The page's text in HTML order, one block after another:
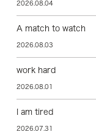
2026.08.04
A match to watch
2026.08.03
work hard
2026.08.01
I am tired
2026.07.31